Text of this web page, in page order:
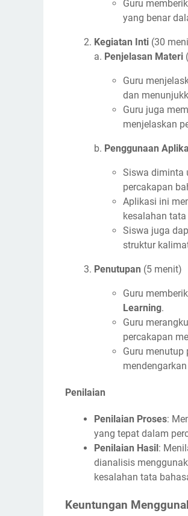
Guru
yang benar
Kegiatan Inti (30
a. Penjelasan Materi
Guru
dan
Guru juga
menjelaskan
b. Penggunaan
Siswa diminta
percakapan
Aplikasi ini
kesalahan
Siswa juga
struktur
Penutupan (5 menit)
Guru
Learning.
Guru
percakapan
Guru menutup
Penilaian
Penilaian Proses:
yang tepat dalam
Penilaian Hasil :
dianalisis
kesalahan tata
Keuntungan